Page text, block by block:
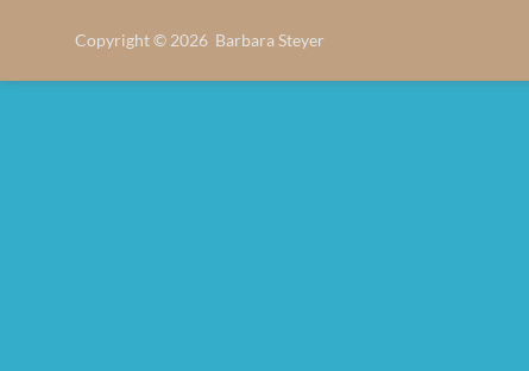
Copyright © 2026 Barbara Steyer